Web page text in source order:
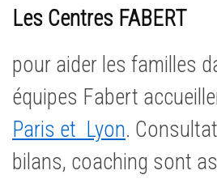
Les Centres FABERT
pour aider les familles
équipes Fabert
Paris et Lyon.
bilans, coaching sont